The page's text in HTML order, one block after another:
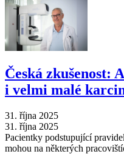
Česká zkušenost:
i velmi malé
31. října 2025
31. října 2025
Pacientky podstupující
mohou na některých